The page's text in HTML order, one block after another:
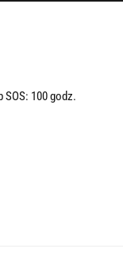
100 godz.